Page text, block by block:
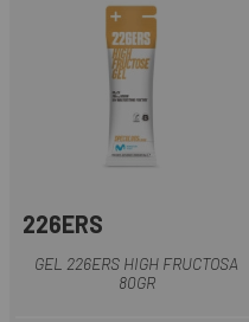
226ERS
GEL 226ERS HIGH FRUCTOSA
80GR